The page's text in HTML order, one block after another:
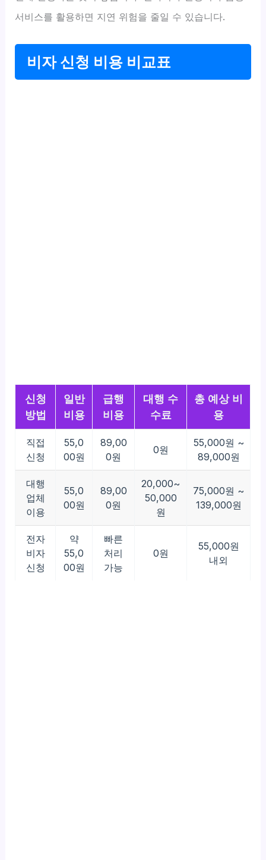
서비스를 활용하면 지연 위험을 줄일 수 있습니다.
비자 신청 비용 비교표
신청
방법
일반
비용
급행
비용
대행 수
수료
총 예상 비
용
직접
신청
55,0
00원
89,00
0원
0원
55,000원 ~
89,000원
대행
업체
이용
55,0
00원
89,00
0원
20,000~
50,000
원
75,000원 ~
139,000원
전자
비자
신청
약
55,0
00원
빠른
처리
가능
0원
55,000원
내외